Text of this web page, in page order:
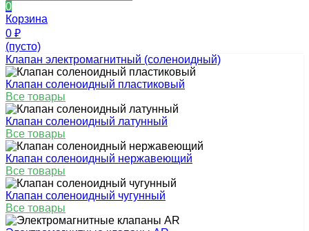
0
Корзина
0 ₽
(пусто)
Клапан электромагнитный (соленоидный)
Клапан соленоидный пластиковый
Все товары
Клапан соленоидный латунный
Все товары
Клапан соленоидный нержавеющий
Все товары
Клапан соленоидный чугунный
Все товары